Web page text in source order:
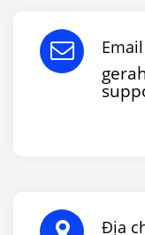
Email
Địa